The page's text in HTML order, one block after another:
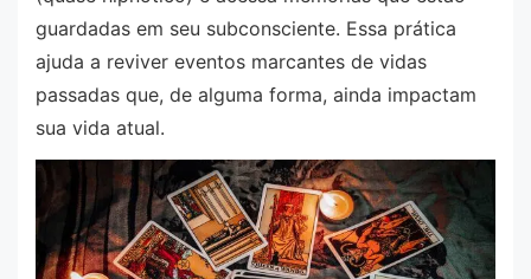
guardadas em seu subconsciente. Essa prática
ajuda a reviver eventos marcantes de vidas
passadas que, de alguma forma, ainda impactam
sua vida atual.